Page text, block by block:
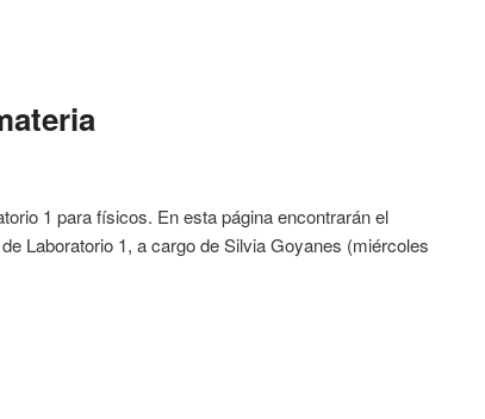
1 para físicos. En esta página encontrarán el
Laboratorio 1, a cargo de Silvia Goyanes (miércoles